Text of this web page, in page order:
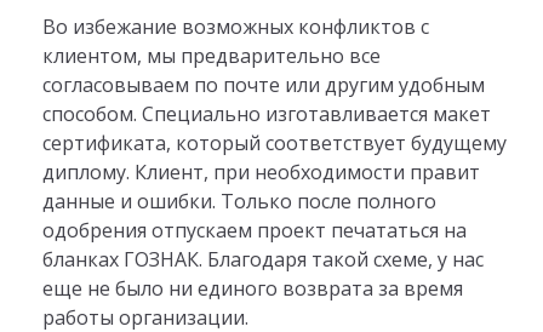
Во избежание возможных конфликтов с
клиентом, мы предварительно все
согласовываем по почте или другим удобным
способом. Специально изготавливается макет
сертификата, который соответствует будущему
диплому. Клиент, при необходимости правит
данные и ошибки. Только после полного
одобрения отпускаем проект печататься на
бланках ГОЗНАК. Благодаря такой схеме, у нас
еще не было ни единого возврата за время
работы организации.